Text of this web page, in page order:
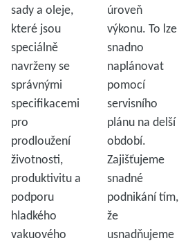
sady a oleje,
které jsou
speciálně
navrženy se
správnými
specifikacemi
pro
prodloužení
životnosti,
produktivitu a
podporu
hladkého
vakuového
úroveň
výkonu. To lze
snadno
naplánovat
pomocí
servisního
plánu na delší
období.
Zajišťujeme
snadné
podnikání tím,
že
usnadňujeme